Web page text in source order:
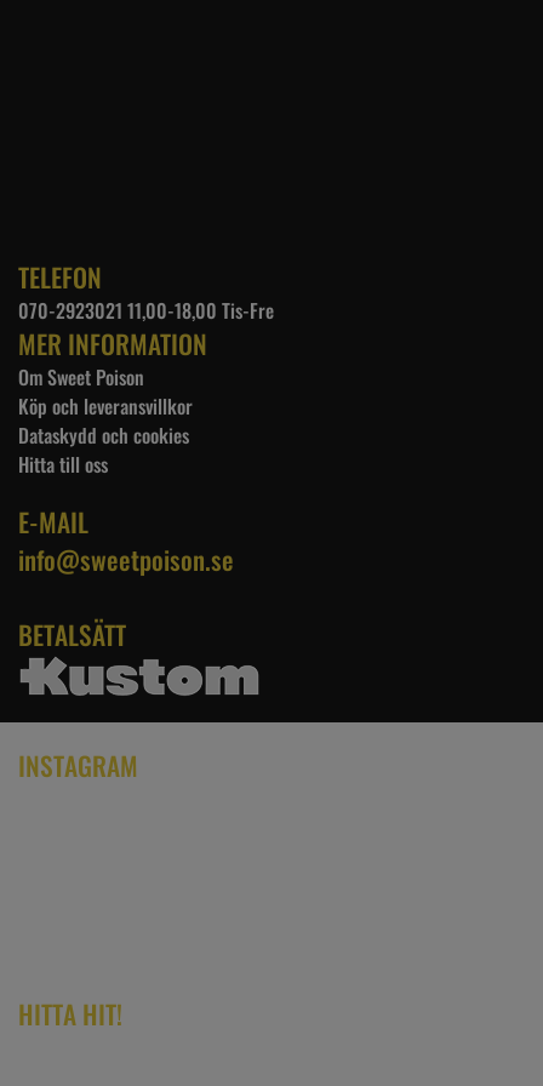
TELEFON
070-2923021 11,00-18,00 Tis-Fre
MER INFORMATION
Om Sweet Poison
Köp och leveransvillkor
Dataskydd och cookies
Hitta till oss
E-MAIL
info@sweetpoison.se
BETALSÄTT
INSTAGRAM
HITTA HIT!